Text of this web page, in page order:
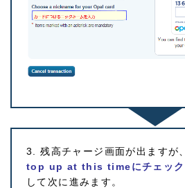
3. 残高チャージ画面が出ますが、
top up at this timeにチェック
して次に進みます。